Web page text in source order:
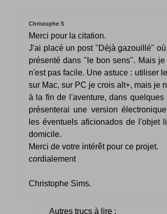
Christophe S
Merci pour la citation.
J'ai placé un post "Déjà gazouillé"
présenté dans "le bon sens". Mais
n'est pas facile. Une astuce : utiliser
sur Mac, sur PC je crois alt+, mais je
à la fin de l'aventure, dans
présenterai une version
les éventuels aficionados de l'objet
domicile.
Merci de votre intérêt pour ce projet.
cordialement
Christophe Sims.
Autres trucs à lire :